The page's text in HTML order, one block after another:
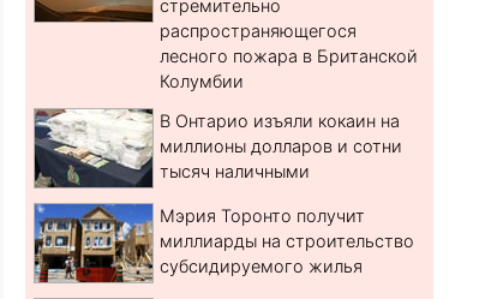
стремительно
распространяющегося
лесного пожара в Британской
Колумбии
В Онтарио изъяли кокаин на
миллионы долларов и сотни
тысяч наличными
Мэрия Торонто получит
миллиарды на строительство
субсидируемого жилья